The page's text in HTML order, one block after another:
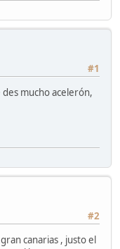
#1
mucho acelerón,
#2
canarias , justo el